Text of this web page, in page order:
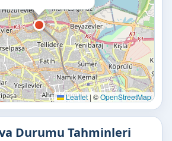
Leaflet | ©OpenStreetMap
Durumu Tahminleri